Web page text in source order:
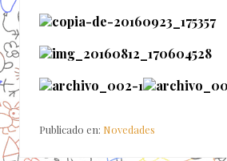
Publicado en: Novedades